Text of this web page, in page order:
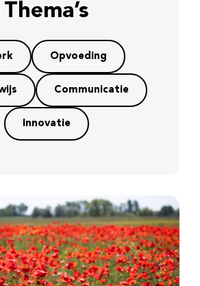
Thema’s
Opvoeding
Communicatie
Innovatie